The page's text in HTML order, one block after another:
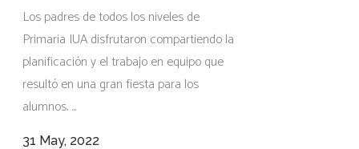
Los padres de todos los niveles de
Primaria IUA disfrutaron compartiendo la
planificación y el trabajo en equipo que
resultó en una gran fiesta para los
alumnos. ...
31 May, 2022